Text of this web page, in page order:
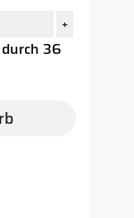
+
36